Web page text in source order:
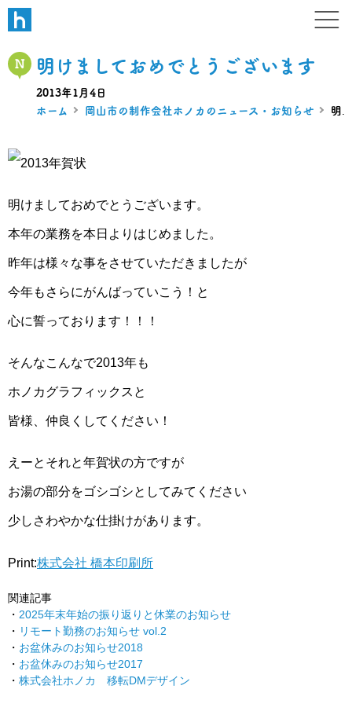
W B N デザイン・ホームページ・
明けましておめでとうございます
2013年1月4日
ホーム
岡山市の制作会社ホノカのニュース・お知らせ
明けましておめでとうございます。
本年の業務を本日よりはじめました。
昨年は様々な事をさせていただきましたが
今年もさらにがんばっていこう！と
心に誓っております！！！
そんなこんなで2013年も
ホノカグラフィックスと
皆様、仲良くしてください！
えーとそれと年賀状の方ですが
お湯の部分をゴシゴシとしてみてください
少しさわやかな仕掛けがあります。
Print:株式会社 橋本印刷所
関連記事
2025年末年始の振り返りと休業のお知らせ
リモート勤務のお知らせ vol.2
お盆休みのお知らせ2018
お盆休みのお知らせ2017
株式会社ホノカ 移転DMデザイン